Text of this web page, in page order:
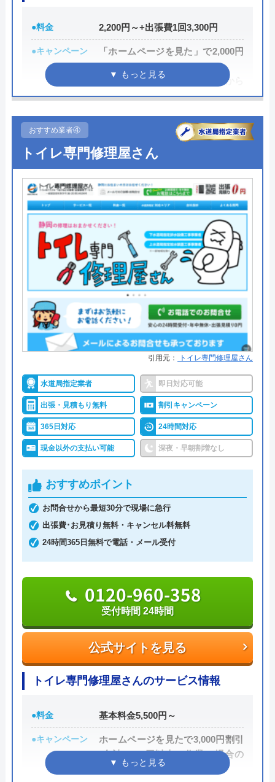
安心して任せられました。これでまた快適に
使えます。迅速な対応に心から感謝します！
際には必ず「サイトを見た」と伝えましょう。
公式サイトを見る
まずは電話相談！
0120-221-611
ハウスラボホームの基本情報
運営会社 株式会社ハウスラボ
代表者 勝島崇裕
創業・設立 2024年11月設立
所在地
〒113-0033
東京都文京区本郷5-1-11
対応エリア 全国33拠点
対応エリア詳
東広島市のトイレ水漏れ・つまり修理
に駆けつけ対応｜水道局指定業者ハウ
●料金 2,200円～+出張費1回3,300円
●キャンペーン
「ホームページを見た」で2,000円
OFF
新規限定シルバー割 作業料金から
10%引き
●駆けつけ時間 最短30分
●受付時間
●定休日 年中無休
●出張見積もり 出張見積もり無料
●支払い方法
現金・銀行振込・各種クレジット
カード・コンビニ後払い・QR決済
●累計実績 ―
●保証・保険 施工日から3年間の保証制度
詳細は公式HPでご確認ください
ひろしま水道職人がおすすめの理由
地域密着型の業者で、依頼から最短30分・遅くとも
1時間以内に現場に駆けつけてくれます。広島市水
道局指定給水装置工事事業者で、市内全域・年中無
休で対応してくれます。
見積料金・キャンセル料は0円です。出張料金は一
っており、簡単な作業であれば比較的安く依頼でき
るでしょう。
わかりやすい料金設定や丁寧な対応が好評で、取付
工事の場合は3年保証も付いているのでより安心で
公式サイトを見る
0120-492-315
受付時間 24時間
代表者 中村信幸
創業・設立 平成24 年11 月設立
おすすめ業者④
トイレ専門修理屋さん
引用元： トイレ専門修理屋さん
水道局指定業者 即日対応可能
出張・見積もり無料 割引キャンペーン
365日対応 24時間対応
現金以外の支払い可能 深夜・早朝割増なし
おすすめポイント
お問合せから最短30分で現場に急行
出張費･お見積り無料・キャンセル料無料
24時間365日無料で電話・メール受付
公式サイトを見る
0120-960-358
受付時間 24時間
トイレ専門修理屋さんのサービス情報
●料金 基本料金5,500円～
●キャンペーン
ホームページを見たで3,000円割引
(合計8,000円以上の作業の場合の